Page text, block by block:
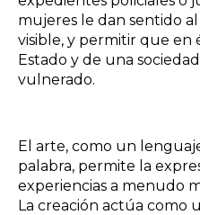
mujeres le dan sentido
visible, y permitir que en
Estado y de una
vulnerado.
El arte, como un
palabra, permite la
experiencias a menudo
La creación actúa como